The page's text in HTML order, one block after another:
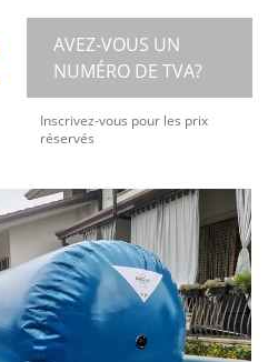
AVEZ-VOUS UN
NUMÉRO DE TVA?
Inscrivez-vous pour les prix
réservés